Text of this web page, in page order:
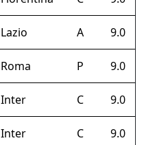
Lazio A 9.0
Roma P 9.0
Inter C 9.0
Inter C 9.0